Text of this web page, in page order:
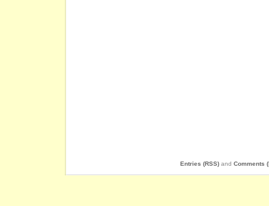
Entries (RSS) and Comments